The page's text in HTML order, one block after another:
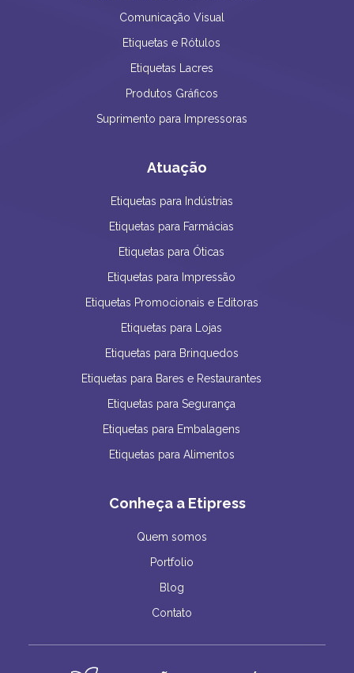
Comunicação Visual
Etiquetas e Rótulos
Etiquetas Lacres
Produtos Gráficos
Suprimento para Impressoras
Atuação
Etiquetas para Indústrias
Etiquetas para Farmácias
Etiquetas para Óticas
Etiquetas para Impressão
Etiquetas Promocionais e Editoras
Etiquetas para Lojas
Etiquetas para Brinquedos
Etiquetas para Bares e Restaurantes
Etiquetas para Segurança
Etiquetas para Embalagens
Etiquetas para Alimentos
Conheça a Etipress
Quem somos
Portfolio
Blog
Contato